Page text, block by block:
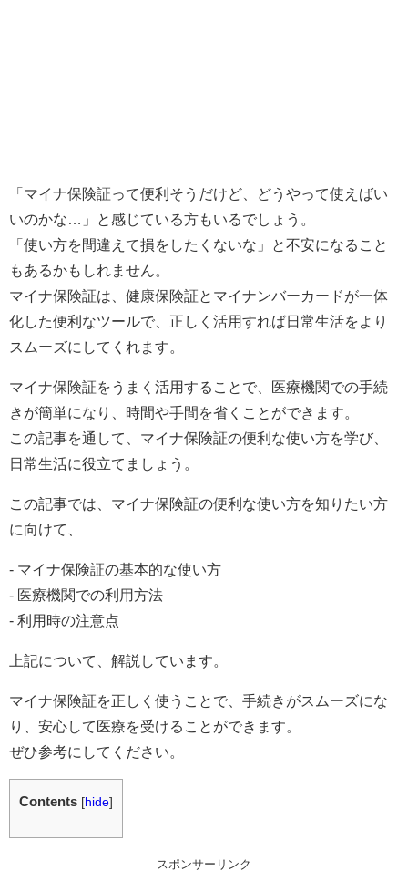
「マイナ保険証って便利そうだけど、どうやって使えばい
いのかな…」と感じている方もいるでしょう。
「使い方を間違えて損をしたくないな」と不安になること
もあるかもしれません。
マイナ保険証は、健康保険証とマイナンバーカードが一体
化した便利なツールで、正しく活用すれば日常生活をより
スムーズにしてくれます。
マイナ保険証をうまく活用することで、医療機関での手続
きが簡単になり、時間や手間を省くことができます。
この記事を通して、マイナ保険証の便利な使い方を学び、
日常生活に役立てましょう。
この記事では、マイナ保険証の便利な使い方を知りたい方
に向けて、
- マイナ保険証の基本的な使い方
- 医療機関での利用方法
- 利用時の注意点
上記について、解説しています。
マイナ保険証を正しく使うことで、手続きがスムーズにな
り、安心して医療を受けることができます。
ぜひ参考にしてください。
Contents [hide]
スポンサーリンク